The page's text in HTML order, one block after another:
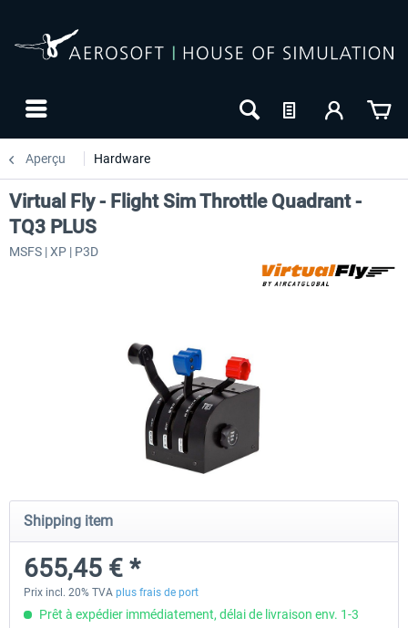
Aperçu Hardware
Virtual Fly - Flight Sim Throttle Quadrant -
TQ3 PLUS
MSFS | XP | P3D
Shipping item
655,45 € *
Prix incl. 20% TVA plus frais de port
Prêt à expédier immédiatement, délai de livraison env. 1-3